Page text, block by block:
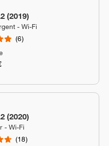
(2019)
- Wi-Fi
6
(2020)
- Wi-Fi
18